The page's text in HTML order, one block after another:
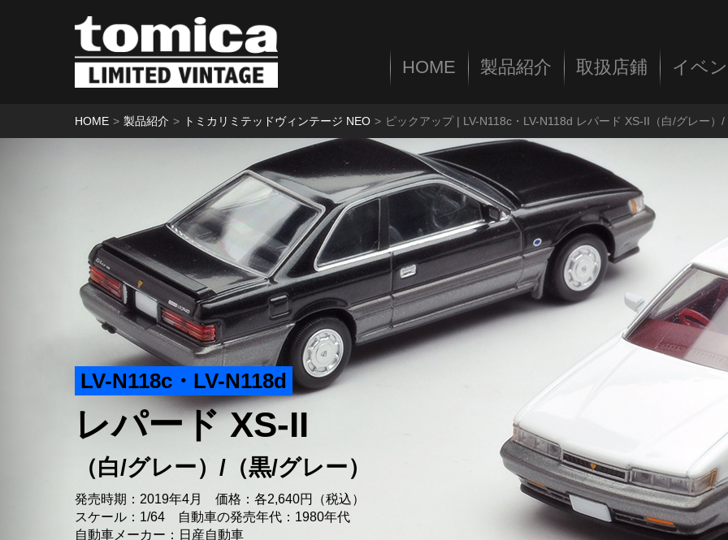
HOME 製品紹介 取扱店鋪 イベ
HOME 製品紹介 トミカリミテッドヴィンテージ NEO ピックアップ | LV-N118c・LV-N118d レパード XS-II（白/グレー）
LV-N118c・LV-N118d
レパード XS-II
（白/グレー）/（黒/グレー）
発売時期：2019年4月 価格：各2,640円（税込）
スケール：1/64 自動車の発売年代：1980年代
自動車メーカー：日産自動車